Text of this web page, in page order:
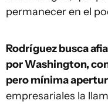
permanecer en el
Rodríguez busca
por Washington,
pero mínima
empresariales la